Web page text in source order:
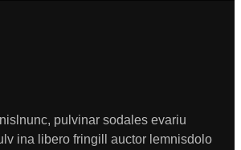
pulvinar sodales evariu
ina libero fringill auctor lemnisdolo